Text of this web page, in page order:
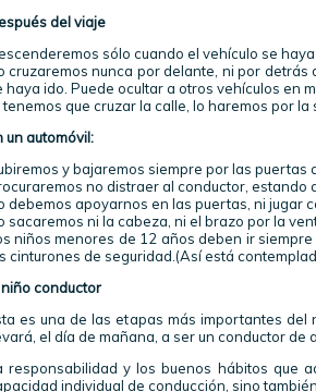
del viaje
sólo cuando el vehículo se
cruzaremos nunca por delante, ni por
haya ido. Puede ocultar a otros vehículos en
tenemos que cruzar la calle, lo haremos por la
un automóvil:
y bajaremos siempre por las puertas
no distraer al conductor, estando
debemos apoyarnos en las puertas, ni jugar
sacaremos ni la cabeza, ni el brazo por la
niños menores de 12 años deben ir
cinturones de seguridad.(Así está
niño conductor
es una de las etapas más importantes
el día de mañana, a ser un conductor de
responsabilidad y los buenos hábitos que
individual de conducción, sino